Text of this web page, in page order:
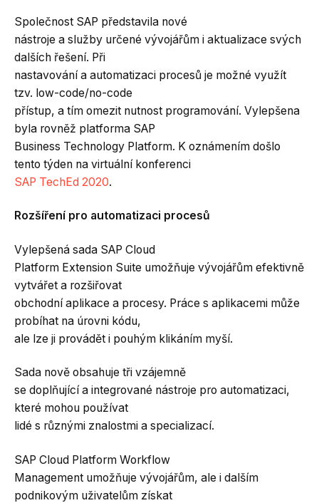
Společnost SAP představila nové
nástroje a služby určené vývojářům i aktualizace svých
dalších řešení. Při
nastavování a automatizaci procesů je možné využít
tzv. low-code/no-code
přístup, a tím omezit nutnost programování. Vylepšena
byla rovněž platforma SAP
Business Technology Platform. K oznámením došlo
tento týden na virtuální konferenci
SAP TechEd 2020.
Rozšíření pro automatizaci procesů
Vylepšená sada SAP Cloud
Platform Extension Suite umožňuje vývojářům efektivně
vytvářet a rozšiřovat
obchodní aplikace a procesy. Práce s aplikacemi může
probíhat na úrovni kódu,
ale lze ji provádět i pouhým klikáním myší.
Sada nově obsahuje tři vzájemně
se doplňující a integrované nástroje pro automatizaci,
které mohou používat
lidé s různými znalostmi a specializací.
SAP Cloud Platform Workflow
Management umožňuje vývojářům, ale i dalším
podnikovým uživatelům získat